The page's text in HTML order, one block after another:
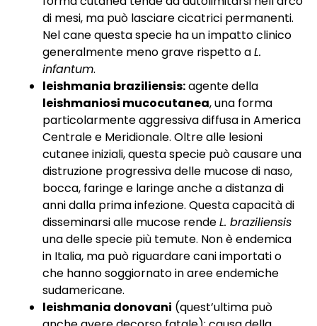
di mesi, ma può lasciare cicatrici permanenti.
Nel cane questa specie ha un impatto clinico
generalmente meno grave rispetto aL.
infantum.
leishmania braziliensis:agente della
leishmaniosi mucocutanea, una forma
particolarmente aggressiva diffusa in America
Centrale e Meridionale. Oltre alle lesioni
cutanee iniziali, questa specie può causare una
distruzione progressiva delle mucose di naso,
bocca, faringe e laringe anche a distanza di
anni dalla prima infezione. Questa capacità di
disseminarsi alle mucose rendeL. braziliensis
una delle specie più temute. Non è endemica
in Italia, ma può riguardare cani importati o
che hanno soggiornato in aree endemiche
sudamericane.
leishmania donovani (quest’ultima può